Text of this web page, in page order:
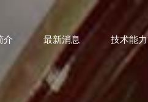
介 最新消息 技术能力